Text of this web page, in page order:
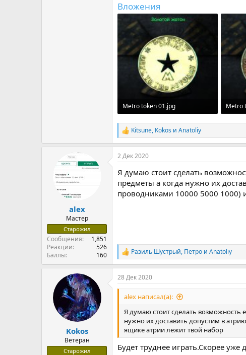
Вложения
Metro token 01.jpg
591 KB · Просмотры: 12
Metro
526.9
Р
е
а
к
и
и
Kitsune, Kokos и Anatoliy
alex
Мастер
Старожил
Сообщения
1,851
Реакции
526
Баллы
160
2 Дек 2020
Я думаю стоит сделать
предметы а когда нужно их
проводниками 10000 5000 1000)
Р
е
а
к
ц
и
Разиль Шустрый, Петро и Anatoliy
Kokos
Ветеран
Старожил
28 Дек 2020
alex написал(а):
Я думаю стоит сделать
нужно их доставить допустим в
ящике атрии лежит твой набор
Будет труднее играть.Скорее